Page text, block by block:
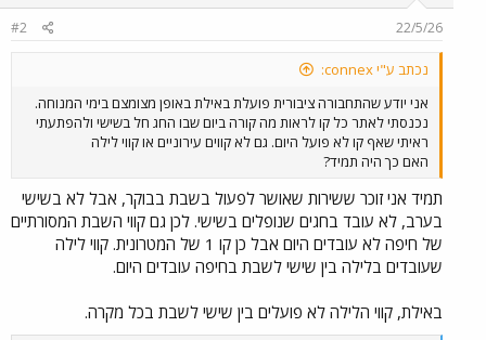
22/5/26
#2
נכתב ע"י connex:
אני יודע שהתחבורה ציבורית פועלת באילת באופן מצומצם בימי המנוחה.
נכנסתי לאתר כל קו לראות מה קורה ביום שבו החג חל בשישי ולהפתעתי
ראיתי שאף קו לא פועל היום. גם לא קווים עירוניים או קווי לילה
האם כך היה תמיד?
תמיד אני זוכר ששירות שאושר לפעול בשבת בבוקר, אבל לא בשישי
בערב, לא עובד בחגים שנופלים בשישי. לכן גם קווי השבת המסורתיים
של חיפה לא עובדים היום אבל כן קו 1 של המטרונית. קווי לילה
שעובדים בלילה בין שישי לשבת בחיפה עובדים היום.
באילת, קווי הלילה לא פועלים בין שישי לשבת בכל מקרה.